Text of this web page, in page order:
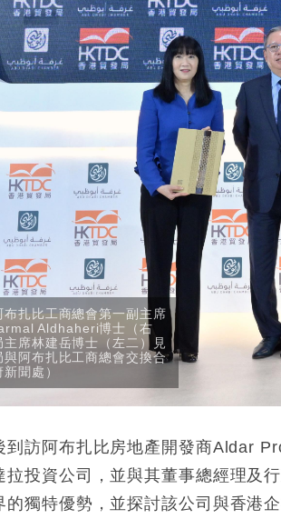
扎比工商總會第一副主席
Aldhaheri博士（右
席林建岳博士（左二）見
阿布扎比工商總會交換合
聞處）
到訪阿布扎比房地產開發商Aldar
拉投資公司，並與其董事總經理及
獨特優勢，並探討該公司與香港企